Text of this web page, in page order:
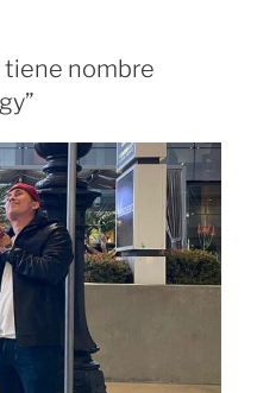
tiene nombre